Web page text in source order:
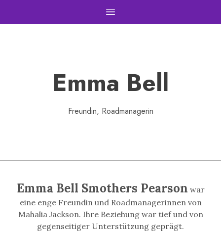
Open main menu
Emma Bell
Freundin, Roadmanagerin
Emma Bell Smothers Pearson war
eine enge Freundin und Roadmanagerinnen von
Mahalia Jackson. Ihre Beziehung war tief und von
gegenseitiger Unterstützung geprägt.